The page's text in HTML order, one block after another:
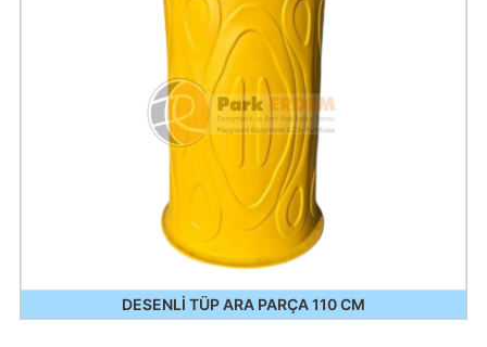
DESENLİ TÜP ARA PARÇA 110 CM